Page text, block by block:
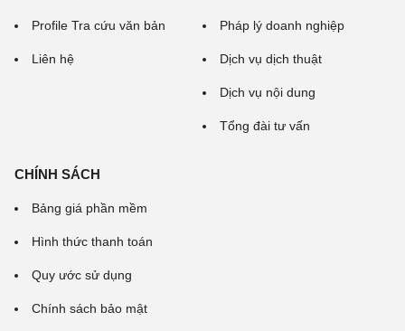
Profile Tra cứu văn bản
Liên hệ
Pháp lý doanh nghiệp
Dịch vụ dịch thuật
Dịch vụ nội dung
Tổng đài tư vấn
CHÍNH SÁCH
Bảng giá phần mềm
Hình thức thanh toán
Quy ước sử dụng
Chính sách bảo mật